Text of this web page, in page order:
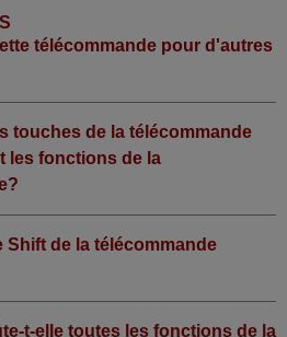
télécommande pour d'autres
touches de la télécommande
les fonctions de la
Shift de la télécommande
t-elle toutes les fonctions de la